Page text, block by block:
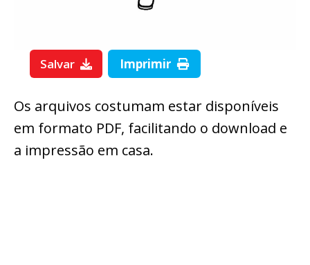
Salvar Imprimir
Os arquivos costumam estar disponíveis
em formato PDF, facilitando o download e
a impressão em casa.